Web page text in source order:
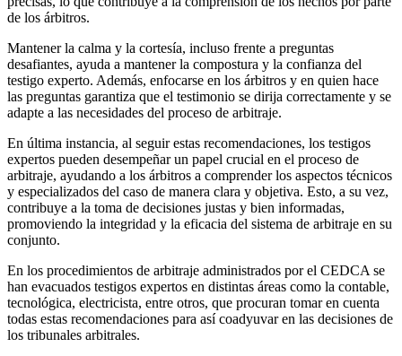
de los árbitros.
Mantener la calma y la cortesía, incluso frente a preguntas
desafiantes, ayuda a mantener la compostura y la confianza del
testigo experto. Además, enfocarse en los árbitros y en quien hace
las preguntas garantiza que el testimonio se dirija correctamente y se
adapte a las necesidades del proceso de arbitraje.
En última instancia, al seguir estas recomendaciones, los testigos
expertos pueden desempeñar un papel crucial en el proceso de
arbitraje, ayudando a los árbitros a comprender los aspectos técnicos
y especializados del caso de manera clara y objetiva. Esto, a su vez,
contribuye a la toma de decisiones justas y bien informadas,
promoviendo la integridad y la eficacia del sistema de arbitraje en su
conjunto.
En los procedimientos de arbitraje administrados por el CEDCA se
han evacuados testigos expertos en distintas áreas como la contable,
tecnológica, electricista, entre otros, que procuran tomar en cuenta
todas estas recomendaciones para así coadyuvar en las decisiones de
los tribunales arbitrales.